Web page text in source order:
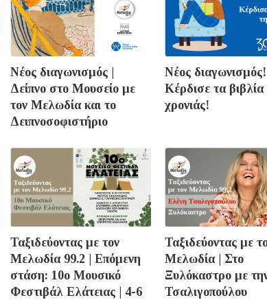
Νέος διαγωνισμός |
Δείπνο στο Μουσείο με
τον Μελωδία και το
Δειπνοσοφιστήριο
Νέος διαγωνισμός!
Κέρδισε τα βιβλία
χρονιάς!
Ταξιδεύοντας με τον
Μελωδία 99.2 | Επόμενη
στάση: 10ο Μουσικό
Φεστιβάλ Ελάτειας | 4-6
Ταξιδεύοντας με
Μελωδία | Στο
Ξυλόκαστρο με
Τσαλιγοπούλου